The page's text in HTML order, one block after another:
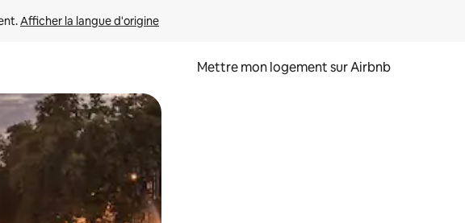
Afficher la langue d'origine
Mettre mon logement sur Airbnb